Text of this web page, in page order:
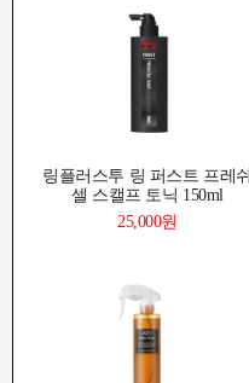
링플러스투 링 퍼스트 프레쉬
셀 스캘프 토닉 150ml
25,000원